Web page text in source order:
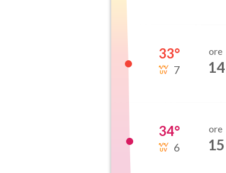
33°
7
ore
14
34°
6
ore
15